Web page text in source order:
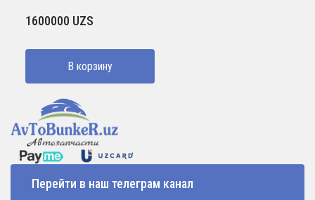
1600000 UZS
В корзину
Перейти в наш телеграм канал